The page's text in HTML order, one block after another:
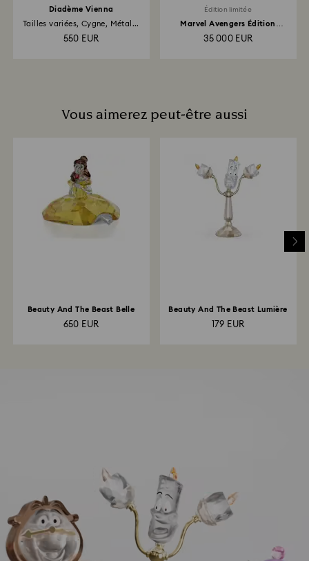
Diadème Vienna
Tailles variées, Cygne, Métal...
550 EUR
Édition limitée
Marvel Avengers Édition
35 000 EUR
Vous aimerez peut-être aussi
Beauty And The Beast Belle
650 EUR
Beauty And The Beast Lumière
179 EUR